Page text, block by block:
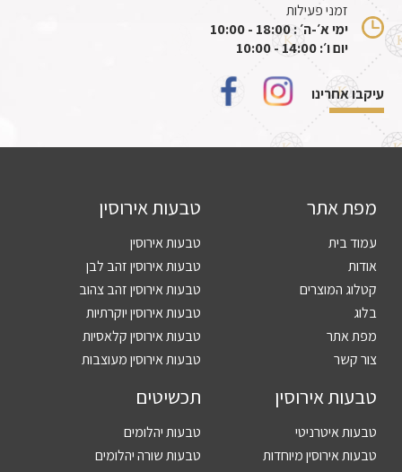
זמני פעילות
ימי א׳-ה׳ : 18:00 - 10:00
יום ו׳: 14:00 - 10:00
עיקבו אחרינו
מפת אתר
עמוד בית
אודות
קטלוג המוצרים
בלוג
מפת אתר
צור קשר
טבעות אירוסין
טבעות אירוסין
טבעות אירוסין זהב לבן
טבעות אירוסין זהב צהוב
טבעות אירוסין יוקרתיות
טבעות אירוסין קלאסיות
טבעות אירוסין מעוצבות
טבעות אירוסין
טבעות איטרניטי
טבעות אירוסין מיוחדות
תכשיטים
טבעות יהלומים
טבעות שורה יהלומים